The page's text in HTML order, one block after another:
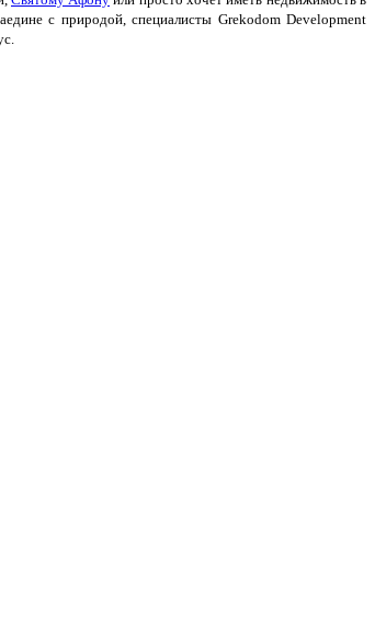
с природой, специалисты Grekodom Development